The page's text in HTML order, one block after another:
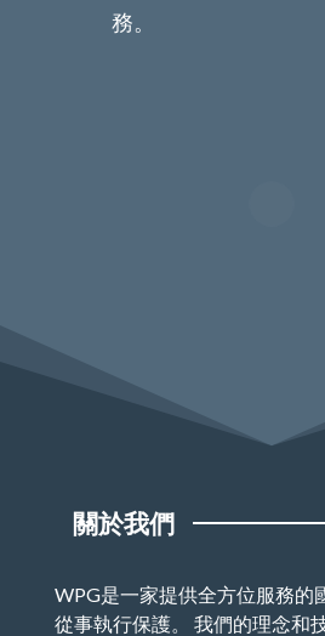
務。
關於我們
WPG是一家提供全方位服務的
從事執行保護。 我們的理念和